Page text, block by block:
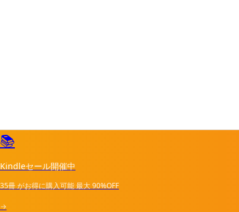
📚
Kindleセール開催中
35冊がお得に購入可能最大90%OFF
→